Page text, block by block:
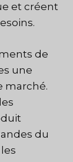
et créent
de
une
marché.
du